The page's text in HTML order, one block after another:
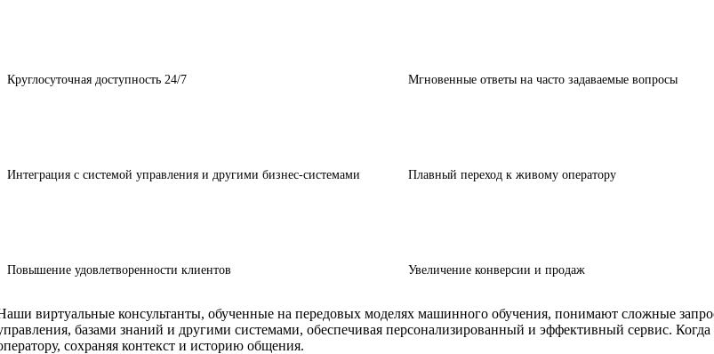
Круглосуточная доступность 24/7 Мгновенные ответы на часто задаваемые вопросы
Интеграция с системой управления и другими бизнес-системами Плавный переход к живому оператору
Повышение удовлетворенности клиентов Увеличение конверсии и продаж
виртуальные консультанты, обученные на передовых моделях машинного обучения, понимают сложные
базами знаний и другими системами, обеспечивая персонализированный и эффективный сервис.
сохраняя контекст и историю общения.